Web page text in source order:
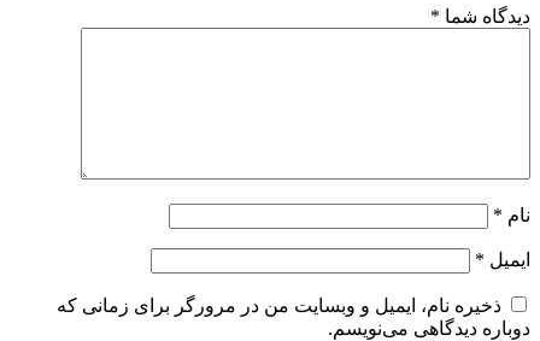
دیدگاه شما *
نام *
ایمیل *
ذخیره نام، ایمیل و وبسایت من در مرورگر برای زمانی که
دوباره دیدگاهی می‌نویسم.